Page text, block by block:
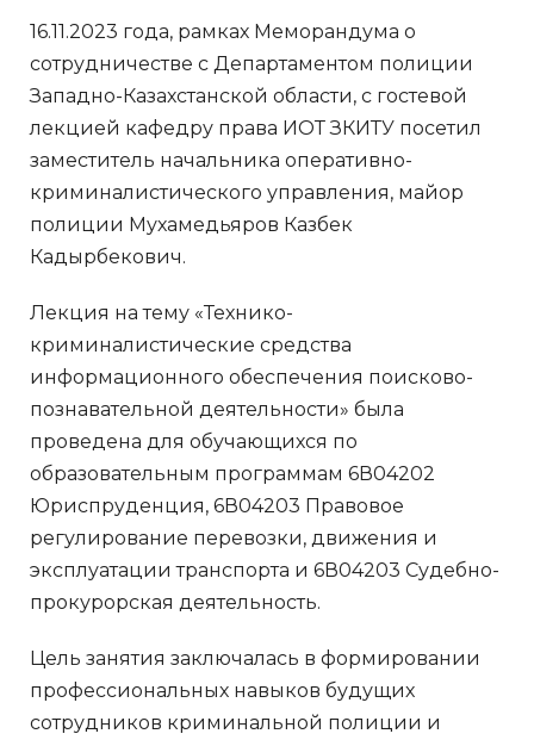
16.11.2023 года, рамках Меморандума о
сотрудничестве с Департаментом полиции
Западно-Казахстанской области, с гостевой
лекцией кафедру права ИОТ ЗКИТУ посетил
заместитель начальника оперативно-
криминалистического управления, майор
полиции Мухамедьяров Казбек
Кадырбекович.
Лекция на тему «Технико-
криминалистические средства
информационного обеспечения поисково-
познавательной деятельности» была
проведена для обучающихся по
образовательным программам 6В04202
Юриспруденция, 6В04203 Правовое
регулирование перевозки, движения и
эксплуатации транспорта и 6В04203 Судебно-
прокурорская деятельность.
Цель занятия заключалась в формировании
профессиональных навыков будущих
сотрудников криминальной полиции и